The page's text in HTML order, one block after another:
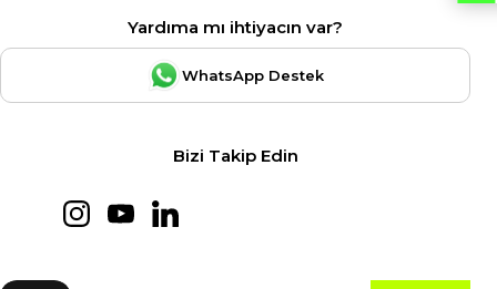
Yardıma mı ihtiyacın var?
WhatsApp Destek
Bizi Takip Edin